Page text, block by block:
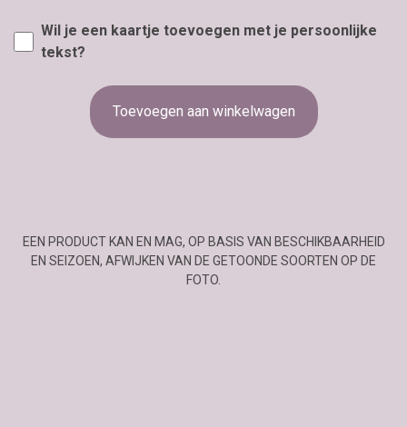
Wil je een kaartje toevoegen met je persoonlijke
tekst?
Toevoegen aan winkelwagen
EEN PRODUCT KAN EN MAG, OP BASIS VAN BESCHIKBAARHEID
EN SEIZOEN, AFWIJKEN VAN DE GETOONDE SOORTEN OP DE
FOTO.